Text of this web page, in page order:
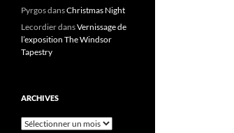
PyrgosdansChristmas Night
LecordierdansVernissage de
l’exposition The Windsor
Tapestry
ARCHIVES
Archives